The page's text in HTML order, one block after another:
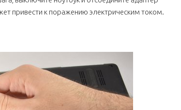
привести к поражению электрическим током.